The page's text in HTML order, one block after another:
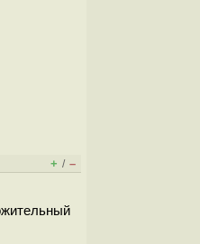
+ / –